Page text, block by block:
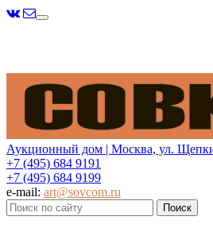
Меню
Аукционный дом | Москва, ул.
+7 (495) 684 9191
+7 (495) 684 9199
e-mail: art@sovcom.ru